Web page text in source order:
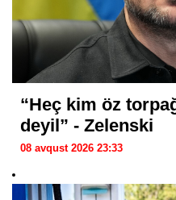
“Heç kim öz
deyil” - Zelenski
08 avqust 2026 23:33